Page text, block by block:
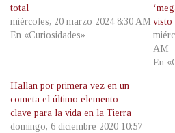
total
miércoles, 20 marzo 2024 8:30 AM
En «Curiosidades»
visto
AM
En
Hallan por primera vez en un
cometa el último elemento
clave para la vida en la Tierra
domingo, 6 diciembre 2020 10:57